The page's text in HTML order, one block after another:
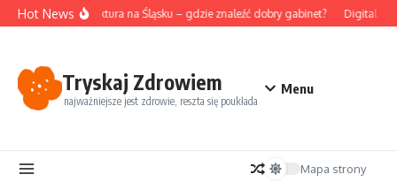
Przejdź do treści
Hot NewsAkupunktura na Śląsku – gdzie znaleźć dobry gabinet? Digital
Tryskaj Zdrowiem
najważniejsze jest zdrowie, reszta się poukłada
Menu
Mapa strony